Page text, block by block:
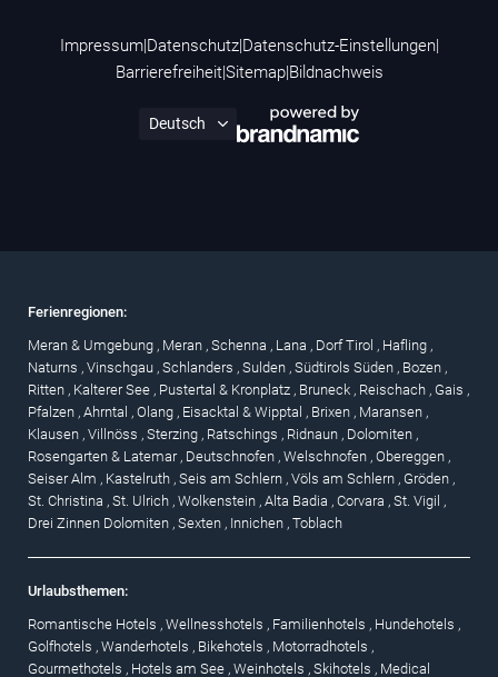
Impressum|Datenschutz|Datenschutz-Einstellungen|
Barrierefreiheit|Sitemap|Bildnachweis
Ferienregionen:
Meran & Umgebung , Meran , Schenna , Lana , Dorf Tirol , Hafling ,
Naturns , Vinschgau , Schlanders , Sulden , Südtirols Süden , Bozen ,
Ritten , Kalterer See , Pustertal & Kronplatz , Bruneck , Reischach , Gais ,
Pfalzen , Ahrntal , Olang , Eisacktal & Wipptal , Brixen , Maransen ,
Klausen , Villnöss , Sterzing , Ratschings , Ridnaun , Dolomiten ,
Rosengarten & Latemar , Deutschnofen , Welschnofen , Obereggen ,
Seiser Alm , Kastelruth , Seis am Schlern , Völs am Schlern , Gröden ,
St. Christina , St. Ulrich , Wolkenstein , Alta Badia , Corvara , St. Vigil ,
Drei Zinnen Dolomiten , Sexten , Innichen , Toblach
Urlaubsthemen:
Romantische Hotels , Wellnesshotels , Familienhotels , Hundehotels ,
Golfhotels , Wanderhotels , Bikehotels , Motorradhotels ,
Gourmethotels , Hotels am See , Weinhotels , Skihotels , Medical